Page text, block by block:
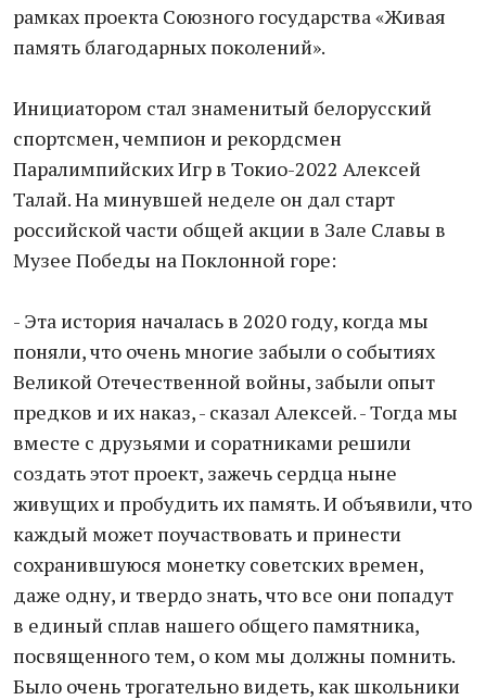
рамках проекта Союзного государства «Живая
память благодарных поколений».
Инициатором стал знаменитый белорусский
спортсмен, чемпион и рекордсмен
Паралимпийских Игр в Токио-2022 Алексей
Талай. На минувшей неделе он дал старт
российской части общей акции в Зале Славы в
Музее Победы на Поклонной горе:
- Эта история началась в 2020 году, когда мы
поняли, что очень многие забыли о событиях
Великой Отечественной войны, забыли опыт
предков и их наказ, - сказал Алексей. - Тогда мы
вместе с друзьями и соратниками решили
создать этот проект, зажечь сердца ныне
живущих и пробудить их память. И объявили, что
каждый может поучаствовать и принести
сохранившуюся монетку советских времен,
даже одну, и твердо знать, что все они попадут
в единый сплав нашего общего памятника,
посвященного тем, о ком мы должны помнить.
Было очень трогательно видеть, как школьники